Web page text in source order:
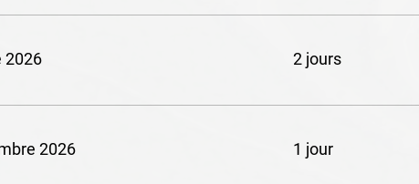
2026 2 jours
2026 1 jour